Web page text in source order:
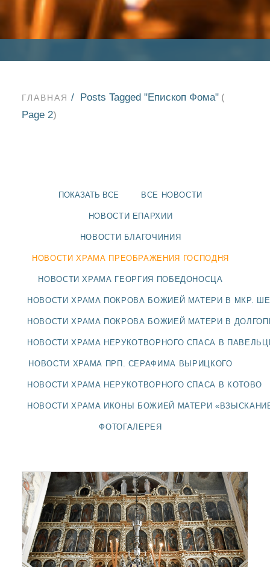
НОВОСТИ
БЛАГОЧИНИЯ
ДОЛГОПРУДНЕНСКОЕ
ЕПАРХИИ
ГЛАВНАЯ Posts Tagged "Епископ Фома" (
Page 2)
ПОКАЗАТЬ ВСЕ ВСЕ НОВОСТИ
НОВОСТИ ЕПАРХИИ
НОВОСТИ БЛАГОЧИНИЯ
НОВОСТИ ХРАМА ПРЕОБРАЖЕНИЯ ГОСПОДНЯ
НОВОСТИ ХРАМА ГЕОРГИЯ ПОБЕДОНОСЦА
НОВОСТИ ХРАМА ПОКРОВА БОЖИЕЙ МАТЕРИ В МКР.
НОВОСТИ ХРАМА ПОКРОВА БОЖИЕЙ МАТЕРИ В
НОВОСТИ ХРАМА НЕРУКОТВОРНОГО СПАСА В
НОВОСТИ ХРАМА ПРП. СЕРАФИМА ВЫРИЦКОГО
НОВОСТИ ХРАМА НЕРУКОТВОРНОГО СПАСА В КОТОВО
НОВОСТИ ХРАМА ИКОНЫ БОЖИЕЙ МАТЕРИ
ФОТОГАЛЕРЕЯ